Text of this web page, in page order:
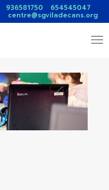
936581750 654545047
centre@sgviladecans.org